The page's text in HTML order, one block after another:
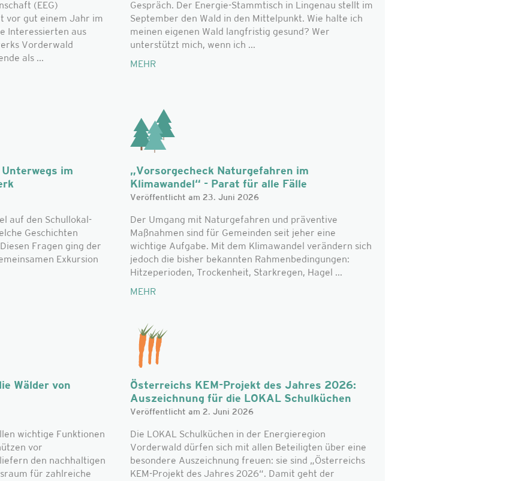
(EEG)
vor gut einem Jahr im
Interessierten aus
Vorderwald
als ...
Gespräch. Der Energie-Stammtisch in Lingenau stellt im
September den Wald in den Mittelpunkt. Wie halte ich
meinen eigenen Wald langfristig gesund? Wer
unterstützt mich, wenn ich ...
MEHR
im
auf den Schullokal-
Geschichten
Fragen ging der
Exkursion
„Vorsorgecheck Naturgefahren im
Klimawandel“ - Parat für alle Fälle
Veröffentlicht am 23. Juni 2026
Der Umgang mit Naturgefahren und präventive
Maßnahmen sind für Gemeinden seit jeher eine
wichtige Aufgabe. Mit dem Klimawandel verändern sich
jedoch die bisher bekannten Rahmenbedingungen:
Hitzeperioden, Trockenheit, Starkregen, Hagel ...
MEHR
Wälder von
wichtige Funktionen
vor
den nachhaltigen
für zahlreiche
Österreichs KEM-Projekt des Jahres 2026:
Auszeichnung für die LOKAL Schulküchen
Veröffentlicht am 2. Juni 2026
Die LOKAL Schulküchen in der Energieregion
Vorderwald dürfen sich mit allen Beteiligten über eine
besondere Auszeichnung freuen: sie sind „Österreichs
KEM-Projekt des Jahres 2026“. Damit geht der